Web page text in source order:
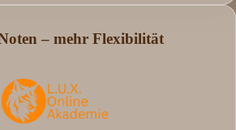
– mehr Flexibilität